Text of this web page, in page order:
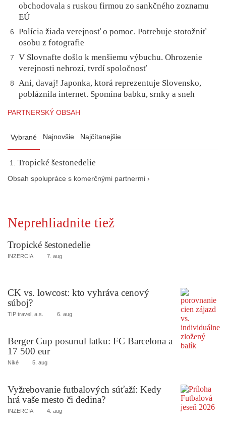
obchodovala s ruskou firmou zo sankčného zoznamu
EÚ
6
Polícia žiada verejnosť o pomoc. Potrebuje stotožniť
osobu z fotografie
7
V Slovnafte došlo k menšiemu výbuchu. Ohrozenie
verejnosti nehrozí, tvrdí spoločnosť
8
Ani, davaj! Japonka, ktorá reprezentuje Slovensko,
pobláznila internet. Spomína babku, srnky a sneh
PARTNERSKÝ OBSAH
Vybrané Najnovšie Najčítanejšie
Tropické šestonedelie
Obsah spolupráce s komerčnými partnermi ›
Neprehliadnite tiež
Tropické šestonedelie
INZERCIA 7. aug
CK vs. lowcost: kto vyhráva cenový
súboj?
TIP travel, a.s. 6. aug
Berger Cup posunul latku: FC Barcelona a
17 500 eur
Niké 5. aug
Vyžrebovanie futbalových súťaží: Kedy
hrá vaše mesto či dedina?
INZERCIA 4. aug